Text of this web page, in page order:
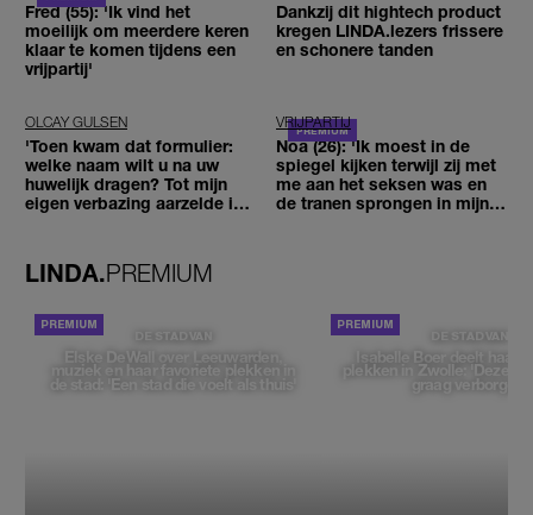
Fred (55): 'Ik vind het
moeilijk om meerdere keren
klaar te komen tijdens een
vrijpartij'
Dankzij dit hightech product
kregen LINDA.lezers frissere
en schonere tanden
OLCAY GULSEN
'Toen kwam dat formulier:
welke naam wilt u na uw
huwelijk dragen? Tot mijn
eigen verbazing aarzelde ik
VRIJPARTIJ
Noa (26): 'Ik moest in de
spiegel kijken terwijl zij met
me aan het seksen was en
de tranen sprongen in mijn
LINDA.PREMIUM
DE STAD VAN
Elske DeWall over Leeuwarden,
muziek en haar favoriete plekken in
de stad: 'Een stad die voelt als thuis'
DE STAD VAN
Isabelle Boer deelt haar
plekken in Zwolle: 'Deze
graag verborgen'